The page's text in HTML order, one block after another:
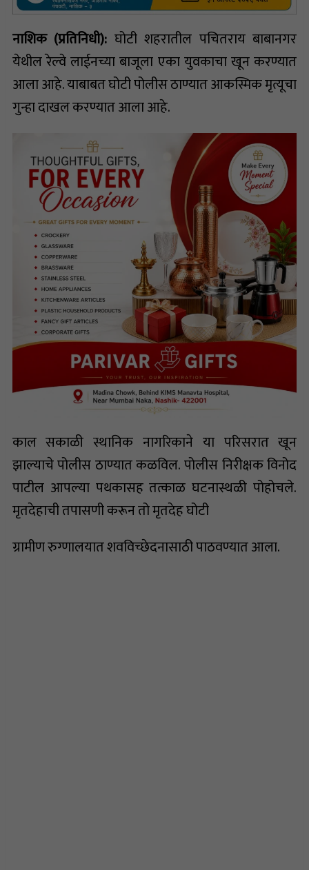
नाशिक (प्रतिनिधी): घोटी शहरातील पचितराय बाबानगर
येथील रेल्वे लाईनच्या बाजूला एका युवकाचा खून करण्यात
आला आहे. याबाबत घोटी पोलीस ठाण्यात आकस्मिक मृत्यूचा
गुन्हा दाखल करण्यात आला आहे.
काल सकाळी स्थानिक नागरिकाने या परिसरात खून
झाल्याचे पोलीस ठाण्यात कळविल. पोलीस निरीक्षक विनोद
पाटील आपल्या पथकासह तत्काळ घटनास्थळी पोहोचले.
मृतदेहाची तपासणी करून तो मृतदेह घोटी
ग्रामीण रुग्णालयात शवविच्छेदनासाठी पाठवण्यात आला.